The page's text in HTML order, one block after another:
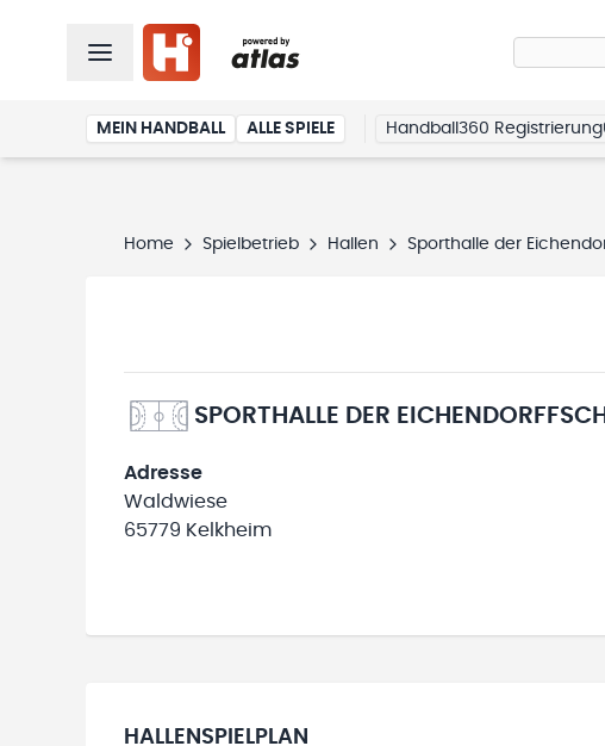
MEIN HANDBALL ALLE SPIELE Handball360 Registrierung
Home Spielbetrieb Hallen Sporthalle der
SPORTHALLE DER
Adresse
Waldwiese
65779 Kelkheim
HALLENSPIELPLAN